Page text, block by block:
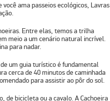
ama passeios ecológicos, Lavras
Entre elas, temos a trilha
meio a um cenário natural incrível.
para nadar.
um guia turístico é fundamental
cerca de 40 minutos de caminhada
para assistir ao pôr do sol.
de bicicleta ou a cavalo. ACachoeira